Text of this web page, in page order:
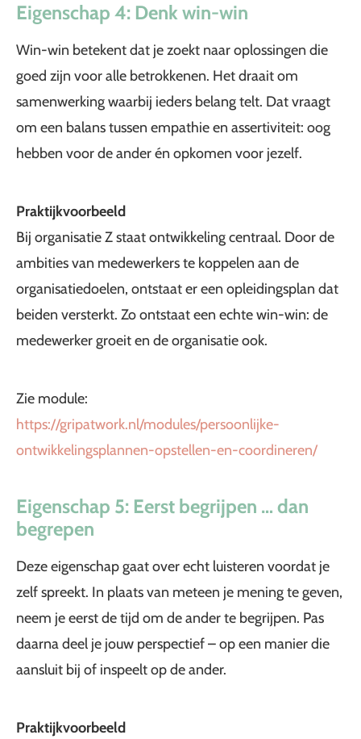
Eigenschap 4: Denk win-win
Win-win betekent dat je zoekt naar oplossingen die
goed zijn voor alle betrokkenen. Het draait om
samenwerking waarbij ieders belang telt. Dat vraagt
om een balans tussen empathie en assertiviteit: oog
hebben voor de ander én opkomen voor jezelf.
Praktijkvoorbeeld
Bij organisatie Z staat ontwikkeling centraal. Door de
ambities van medewerkers te koppelen aan de
organisatiedoelen, ontstaat er een opleidingsplan dat
beiden versterkt. Zo ontstaat een echte win-win: de
medewerker groeit en de organisatie ook.
Zie module:
https://gripatwork.nl/modules/persoonlijke-
ontwikkelingsplannen-opstellen-en-coordineren/
Eigenschap 5: Eerst begrijpen … dan
begrepen
Deze eigenschap gaat over echt luisteren voordat je
zelf spreekt. In plaats van meteen je mening te geven,
neem je eerst de tijd om de ander te begrijpen. Pas
daarna deel je jouw perspectief – op een manier die
aansluit bij of inspeelt op de ander.
Praktijkvoorbeeld